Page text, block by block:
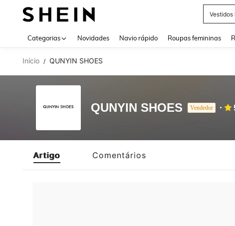
Vestidos
Categorias Novidades Navio rápido Roupas femininas
Início / QUNYIN SHOES
QUNYIN SHOES Vendedor
Artigo Comentários